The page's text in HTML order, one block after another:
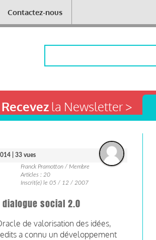
Contactez-nous
Recevezla Newsletter >
| 33 vues
Franck Pramotton / Membre
Articles : 20
Inscrit(e) le 05 / 12 / 2007
social 2.0
de valorisation des idées,
a connu un développement